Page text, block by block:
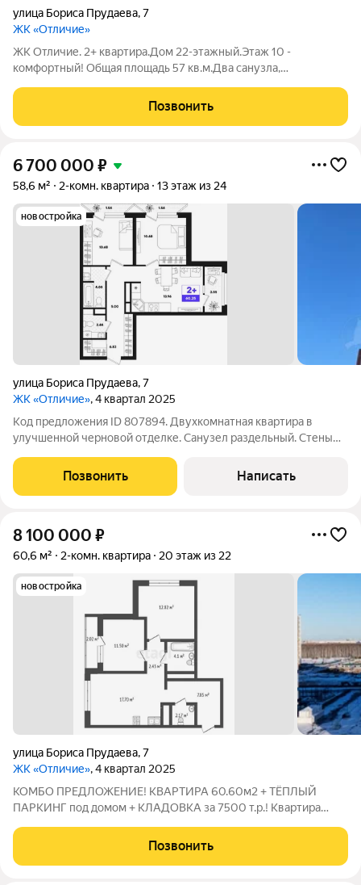
улица Бориса Прудаева,7
ЖК «Отличие»
ЖК Oтличие. 2+ кваpтиpa.Дом 22-этaжный.Этaж 10 -
комфoртный! Общaя плoщaдь 57 кв.м.Два caнузла,
расстановки обстановки! Вид из окон перспектива, без
перекрытия соседними зданиями!!!. В доме
Позвонить
6 700 000 ₽
58,6 м² 2-комн. квартира 13 этаж из 24
новостройка
улица Бориса Прудаева,7
ЖК «Отличие», 4 квартал 2025
Код предложения ID 807894. Двухкомнатная квартира в
улучшенной черновой отделке. Санузел раздельный. Стены
эффектом, гидроизоляция пола в мокрых зонах,
горизонтальная разводка водоснабжения и
Позвонить Написать
8 100 000 ₽
60,6 м² 2-комн. квартира 20 этаж из 22
новостройка
улица Бориса Прудаева,7
ЖК «Отличие», 4 квартал 2025
КОМБО ПРЕДЛОЖЕНИЕ! КВАРТИРА 60.60м2 + ТЁПЛЫЙ
ПАРКИНГ под домом + КЛАДОВКА за 7500 т.р.! Квартира
9 км зеленых аллей, 37 га уникального городского лесопарка и
лесных массивов, окружают район с
Позвонить